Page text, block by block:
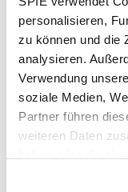
personalisieren,
zu können und die
analysieren.
Verwendung
soziale Medien,
Partner führen
weiteren Daten
Your Profile:
Erste
oder
Anlagen